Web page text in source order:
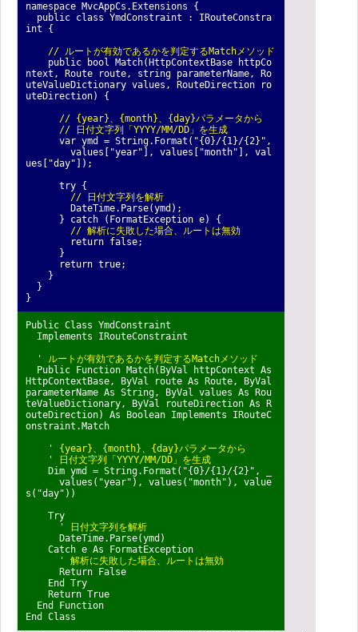
namespace MvcAppCs.Extensions {
public class YmdConstraint : IRouteConstra
int {
// ルートが有効であるかを判定するMatchメソッド
public bool Match(HttpContextBase httpCo
ntext, Route route, string parameterName, Ro
uteValueDictionary values, RouteDirection ro
uteDirection) {
// {year}、{month}、{day}パラメータから
// 日付文字列「YYYY/MM/DD」を生成
var ymd = String.Format("{0}/{1}/{2}",
values["year"], values["month"], val
ues["day"]);
try {
// 日付文字列を解析
DateTime.Parse(ymd);
} catch (FormatException e) {
// 解析に失敗した場合、ルートは無効
return false;
}
return true;
}
}
}
Public Class YmdConstraint
Implements IRouteConstraint
' ルートが有効であるかを判定するMatchメソッド
Public Function Match(ByVal httpContext As
HttpContextBase, ByVal route As Route, ByVal
parameterName As String, ByVal values As Rou
teValueDictionary, ByVal routeDirection As R
outeDirection) As Boolean Implements IRouteC
onstraint.Match
' {year}、{month}、{day}パラメータから
' 日付文字列「YYYY/MM/DD」を生成
Dim ymd = String.Format("{0}/{1}/{2}", _
values("year"), values("month"), value
s("day"))
Try
' 日付文字列を解析
DateTime.Parse(ymd)
Catch e As FormatException
' 解析に失敗した場合、ルートは無効
Return False
End Try
Return True
End Function
End Class